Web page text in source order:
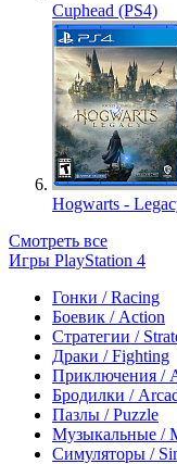
Cuphead (PS4)
Hogwarts -
Смотреть все
Игры PlayStation 4
Гонки / Racing
Боевик / Action
Стратегии /
Драки / Fighting
Приключения /
Бродилки /
Пазлы / Puzzle
Музыкальные /
Симуляторы /